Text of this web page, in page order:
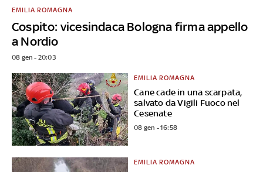
Cospito: vicesindaca Bologna firma appello
a Nordio
EMILIA ROMAGNA
08 gen - 20:03
Cane cade in una scarpata,
salvato da Vigili Fuoco nel
Cesenate
EMILIA ROMAGNA
08 gen - 16:58
EMILIA ROMAGNA